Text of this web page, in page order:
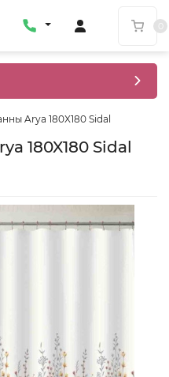
Arya 180X180 Sidal
180X180 Sidal